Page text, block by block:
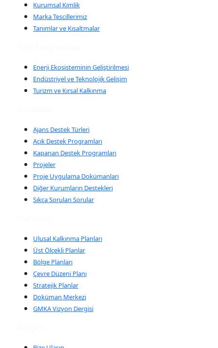
Kurumsal Kimlik
Marka Tescillerimiz
Tanımlar ve Kısaltmalar
Enerji Ekosisteminin Geliştirilmesi
Endüstriyel ve Teknolojik Gelişim
Turizm ve Kırsal Kalkınma
Ajans Destek Türleri
Açık Destek Programları
Kapanan Destek Programları
Projeler
Proje Uygulama Dokümanları
Diğer Kurumların Destekleri
Sıkça Sorulan Sorular
Ulusal Kalkınma Planları
Üst Ölçekli Planlar
Bölge Planları
Çevre Düzeni Planı
Stratejik Planlar
Doküman Merkezi
GMKA Vizyon Dergisi